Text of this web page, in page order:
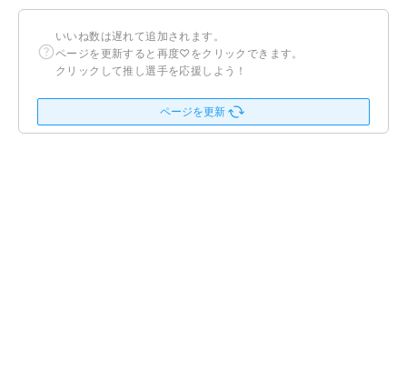
いいね数は遅れて追加されます。
ページを更新すると再度♡をクリックできます。
クリックして推し選手を応援しよう！
ページを更新